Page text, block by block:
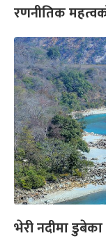
रणनीतिक
भेरी नदीमा डुबेका